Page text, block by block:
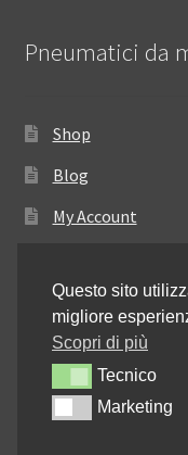
Pneumatici da
Shop
Blog
My Account
Resi e rimborsi
Annullamento
Informativa sulla
Contattaci
Questo sito
migliore
Scopri di più
TecnicoTecnico
MarketingMarketing